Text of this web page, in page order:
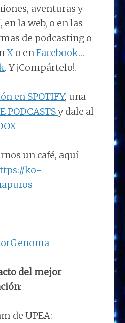
aventuras y
la web, o en las
de podcasting o
X o enFacebook…
. Y ¡Compártelo!.
en SPOTIFY, una
PODCASTSy dale al
un café, aquí
ko-
del mejor
:
de UPEA: